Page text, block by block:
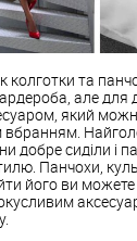
колготки та
але
який
вбранням.
добре сиділи і
Панчохи,
його ви можете